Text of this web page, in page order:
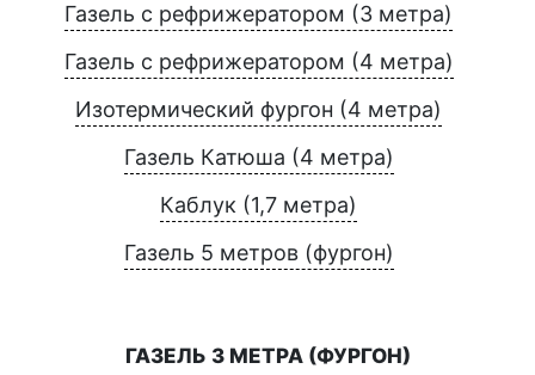
Газель с рефрижератором (3 метра)
Газель с рефрижератором (4 метра)
Изотермический фургон (4 метра)
Газель Катюша (4 метра)
Каблук (1,7 метра)
Газель 5 метров (фургон)
ГАЗЕЛЬ 3 МЕТРА (ФУРГОН)